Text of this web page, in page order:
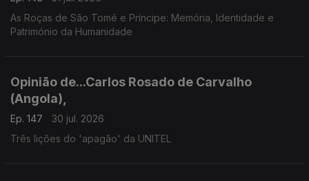
As Roças de São Tomé e Príncipe: Memória, Identidade e
Património da Humanidade
Opinião de...Carlos Rosado de Carvalho
(Angola),
Ep. 147
30 jul. 2026
Três lições do 'apagão' da UNITEL